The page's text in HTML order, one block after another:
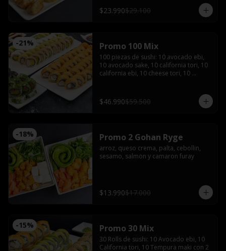
1.5 Litros
$23.990$29.100
-21% Promo 100 Mix
100 piezas de sushi: 10 avocado ebi,
10 avocado sake, 10 california tori, 10
california ebi, 10 cheese tori, 10
palitos, 6 salsas de soya, 4 salsas
teriyaki,2 wasabi y 2 jengibres
$46.990$59.500
-18% Promo 2 Gohan Ryge
arroz, queso crema, palta, cebollin,
sesamo, salmon y camaron furay
$13.990$17.000
-15% Promo 30 Mix
30 Rolls de sushi: 10 Avocado ebi, 10
California tori, 10 Tempura maki con 2